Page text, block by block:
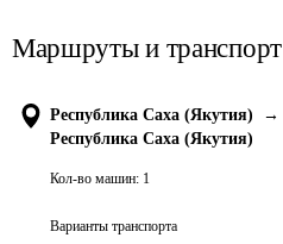
Маршруты и транспорт
Республика Саха (Якутия)
→
Республика Саха (Якутия)
Кол-во машин: 1
Варианты транспорта